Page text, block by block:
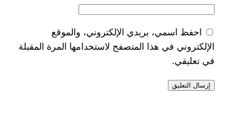
احفظ اسمي، بريدي الإلكتروني، والموقع
الإلكتروني في هذا المتصفح لاستخدامها المرة المقبلة
في تعليقي.